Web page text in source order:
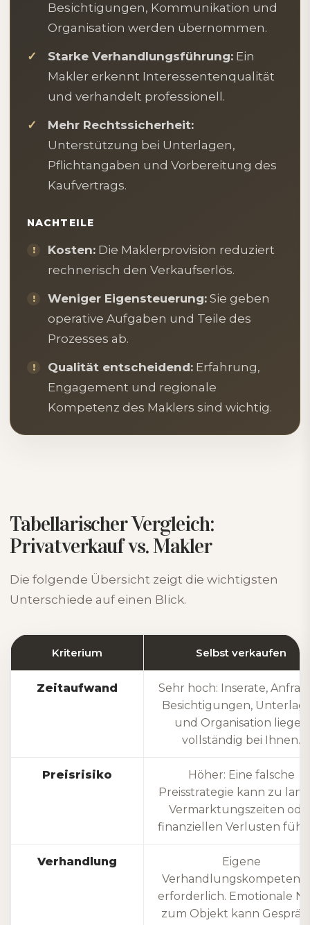
Besichtigungen, Kommunikation und
Organisation werden übernommen.
Starke Verhandlungsführung: Ein
Makler erkennt Interessentenqualität
und verhandelt professionell.
Mehr Rechtssicherheit:
Unterstützung bei Unterlagen,
Pflichtangaben und Vorbereitung des
Kaufvertrags.
NACHTEILE
Kosten: Die Maklerprovision reduziert
rechnerisch den Verkaufserlös.
Weniger Eigensteuerung: Sie geben
operative Aufgaben und Teile des
Prozesses ab.
Qualität entscheidend: Erfahrung,
Engagement und regionale
Kompetenz des Maklers sind wichtig.
Tabellarischer Vergleich:
Privatverkauf vs. Makler
Die folgende Übersicht zeigt die wichtigsten
Unterschiede auf einen Blick.
Kriterium Selbst verkaufen
Zeitaufwand
Sehr hoch: Inserate,
Besichtigungen,
und Organisation liegen
vollständig bei Ihnen.
Preisrisiko
Höher: Eine falsche
Preisstrategie kann zu
Vermarktungszeiten
finanziellen Verlusten
Verhandlung
Eigene
Verhandlungskompetenz
erforderlich. Emotionale
zum Objekt kann